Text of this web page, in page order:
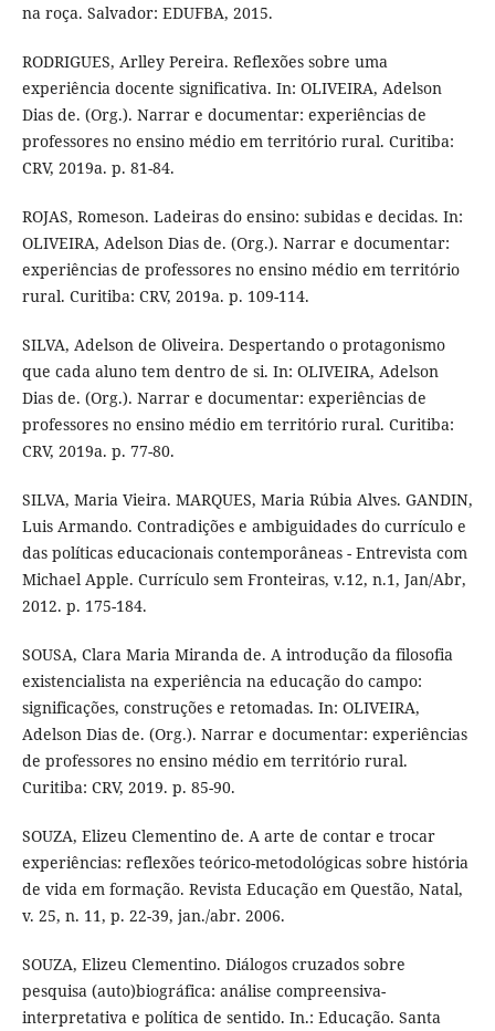
na roça. Salvador: EDUFBA, 2015.
RODRIGUES, Arlley Pereira. Reflexões sobre uma
experiência docente significativa. In: OLIVEIRA, Adelson
Dias de. (Org.). Narrar e documentar: experiências de
professores no ensino médio em território rural. Curitiba:
CRV, 2019a. p. 81-84.
ROJAS, Romeson. Ladeiras do ensino: subidas e decidas. In:
OLIVEIRA, Adelson Dias de. (Org.). Narrar e documentar:
experiências de professores no ensino médio em território
rural. Curitiba: CRV, 2019a. p. 109-114.
SILVA, Adelson de Oliveira. Despertando o protagonismo
que cada aluno tem dentro de si. In: OLIVEIRA, Adelson
Dias de. (Org.). Narrar e documentar: experiências de
professores no ensino médio em território rural. Curitiba:
CRV, 2019a. p. 77-80.
SILVA, Maria Vieira. MARQUES, Maria Rúbia Alves. GANDIN,
Luis Armando. Contradições e ambiguidades do currículo e
das políticas educacionais contemporâneas - Entrevista com
Michael Apple. Currículo sem Fronteiras, v.12, n.1, Jan/Abr,
2012. p. 175-184.
SOUSA, Clara Maria Miranda de. A introdução da filosofia
existencialista na experiência na educação do campo:
significações, construções e retomadas. In: OLIVEIRA,
Adelson Dias de. (Org.). Narrar e documentar: experiências
de professores no ensino médio em território rural.
Curitiba: CRV, 2019. p. 85-90.
SOUZA, Elizeu Clementino de. A arte de contar e trocar
experiências: reflexões teórico-metodológicas sobre história
de vida em formação. Revista Educação em Questão, Natal,
v. 25, n. 11, p. 22-39, jan./abr. 2006.
SOUZA, Elizeu Clementino. Diálogos cruzados sobre
pesquisa (auto)biográfica: análise compreensiva-
interpretativa e política de sentido. In.: Educação. Santa